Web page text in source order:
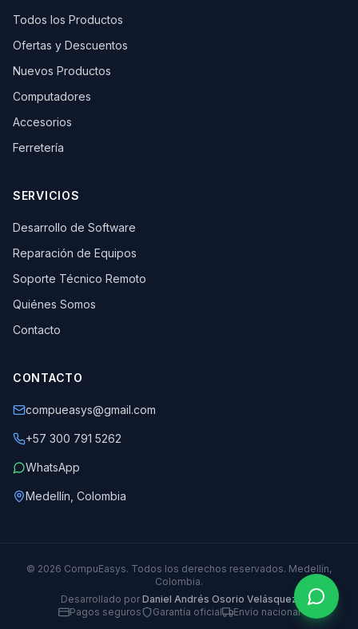
Todos los Productos
Ofertas y Descuentos
Nuevos Productos
Computadores
Accesorios
Ferretería
SERVICIOS
Desarrollo de Software
Reparación de Equipos
Soporte Técnico Remoto
Quiénes Somos
Contacto
CONTACTO
compueasys@gmail.com
+57 300 791 5262
WhatsApp
Medellín, Colombia
© 2026 CompuEasys. Todos los derechos reservados. Medellín,
Colombia.
Desarrollado por Daniel Andrés Osorio Velásquez
Pagos seguros
Garantía oficial Envío nacional